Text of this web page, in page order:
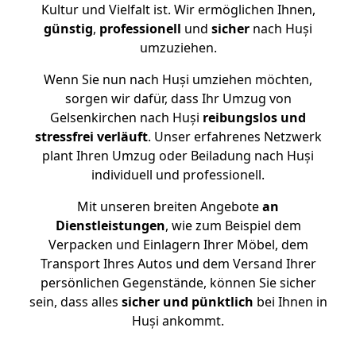
Kultur und Vielfalt ist. Wir ermöglichen Ihnen,
günstig, professionell und sicher nach Huși
umzuziehen.
Wenn Sie nun nach Huși umziehen möchten,
sorgen wir dafür, dass Ihr Umzug von
Gelsenkirchen nach Huși reibungslos und
stressfrei verläuft. Unser erfahrenes Netzwerk
plant Ihren Umzug oder Beiladung nach Huși
individuell und professionell.
Mit unseren breiten Angebotean
Dienstleistungen, wie zum Beispiel dem
Verpacken und Einlagern Ihrer Möbel, dem
Transport Ihres Autos und dem Versand Ihrer
persönlichen Gegenstände, können Sie sicher
sein, dass alles sicher und pünktlich bei Ihnen in
Huși ankommt.